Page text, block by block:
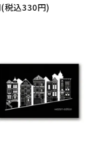
税込330円)